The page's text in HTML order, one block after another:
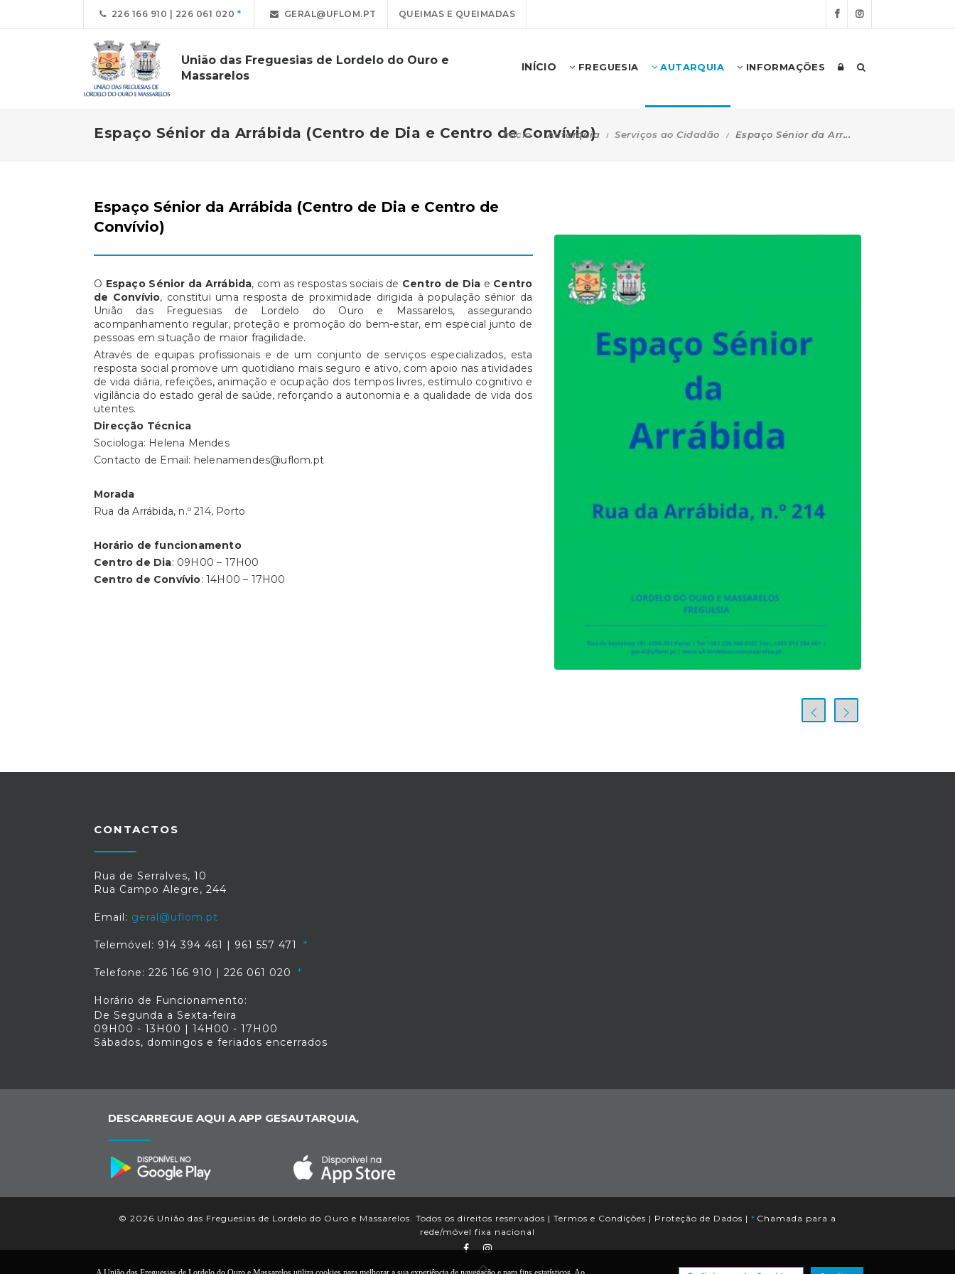
226 166 910 | 226 061 020 GERAL@UFLOM.PT QUEIMAS E QUEIMADAS
União das Freguesias de Lordelo do Ouro e
Massarelos
INÍCIO FREGUESIA AUTARQUIA INFORMAÇÕES
Espaço Sénior da Arrábida (Centro de Dia e Centro de Convívio)
Início Autarquia Serviços ao Cidadão Espaço Sénior da Arr...
Espaço Sénior da Arrábida (Centro de Dia e Centro de
Convívio)
O Espaço Sénior da Arrábida, com as respostas sociais de Centro de Dia e Centro
de Convívio, constitui uma resposta de proximidade dirigida à população sénior da
União das Freguesias de Lordelo do Ouro e Massarelos, assegurando
acompanhamento regular, proteção e promoção do bem-estar, em especial junto de
pessoas em situação de maior fragilidade.
Através de equipas profissionais e de um conjunto de serviços especializados, esta
resposta social promove um quotidiano mais seguro e ativo, com apoio nas atividades
de vida diária, refeições, animação e ocupação dos tempos livres, estímulo cognitivo e
vigilância do estado geral de saúde, reforçando a autonomia e a qualidade de vida dos
utentes.
Direcção Técnica
Sociologa: Helena Mendes
Contacto de Email: helenamendes@uflom.pt
Morada
Rua da Arrábida, n.º 214, Porto
Horário de funcionamento
Centro de Dia: 09H00 – 17H00
Centro de Convívio: 14H00 – 17H00
CONTACTOS
Rua de Serralves, 10
Rua Campo Alegre, 244
Email: geral@uflom.pt
Telemóvel: 914 394 461 | 961 557 471
Telefone: 226 166 910 | 226 061 020
Horário de Funcionamento:
De Segunda a Sexta-feira
09H00 - 13H00 | 14H00 - 17H00
Sábados, domingos e feriados encerrados
DESCARREGUE AQUI A APP GESAUTARQUIA,
© 2026 União das Freguesias de Lordelo do Ouro e Massarelos. Todos os direitos reservados | Termos e Condições | Proteção de Dados | * Chamada para a
rede/móvel fixa nacional